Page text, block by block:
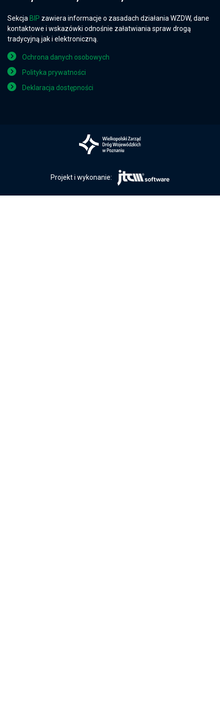
Sekcja BIP zawiera informacje o zasadach działania WZDW, dane
kontaktowe i wskazówki odnośnie załatwiania spraw drogą
tradycyjną jak i elektroniczną.
Ochrona danych osobowych
Polityka prywatności
Deklaracja dostępności
Projekt i wykonanie: